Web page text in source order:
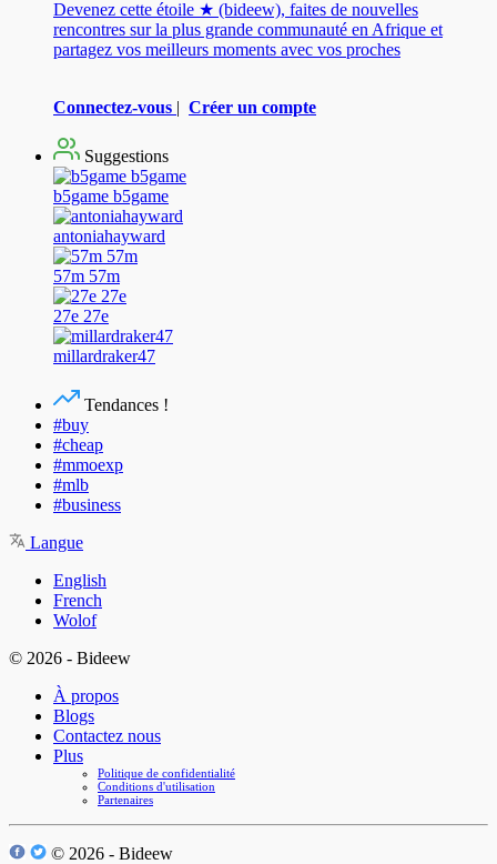
Devenez cette étoile ★ (bideew), faites de nouvelles
rencontres sur la plus grande communauté en Afrique et
partagez vos meilleurs moments avec vos proches
Connectez-vous | Créer un compte
Suggestions
b5game b5game
antoniahayward
57m 57m
27e 27e
millardraker47
Tendances !
#buy
#cheap
#mmoexp
#mlb
#business
Langue
English
French
Wolof
© 2026 - Bideew
À propos
Blogs
Contactez nous
Plus
Politique de confidentialité
Conditions d'utilisation
Partenaires
© 2026 - Bideew